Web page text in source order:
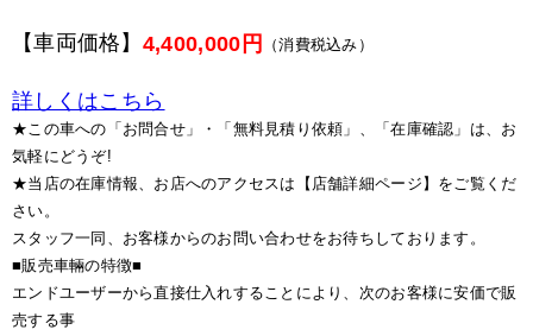
【車両価格】 4,400,000円 （消費税込み）
詳しくはこちら
★この車への「お問合せ」・「無料見積り依頼」、「在庫確認」は、お
気軽にどうぞ!
★当店の在庫情報、お店へのアクセスは【店舗詳細ページ】をご覧くだ
さい。
スタッフ一同、お客様からのお問い合わせをお待ちしております。
■販売車輛の特徴■
エンドユーザーから直接仕入れすることにより、次のお客様に安価で販
売する事